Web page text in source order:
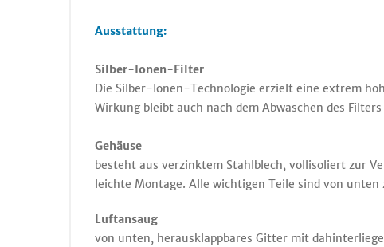
Ausstattung:
Silber-Ionen-Filter
Die Silber-Ionen-Technologie erzielt eine extrem
Wirkung bleibt auch nach dem Abwaschen des
Gehäuse
besteht aus verzinktem Stahlblech, vollisoliert zur
leichte Montage. Alle wichtigen Teile sind von
Luftansaug
von unten, herausklappbares Gitter mit